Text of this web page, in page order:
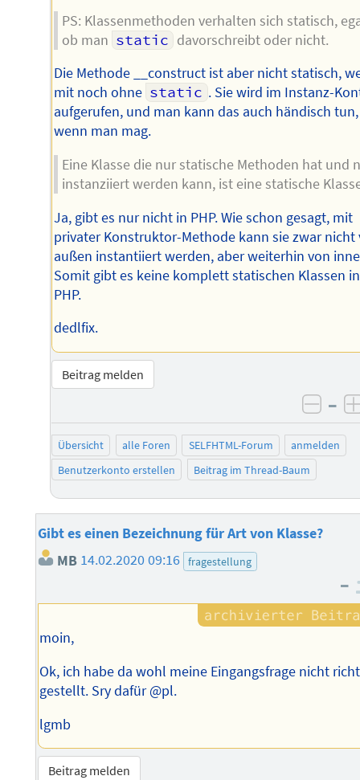
PS: Klassenmethoden verhalten sich statisch,
ob man static davorschreibt oder nicht.
Die Methode __construct ist aber nicht statisch,
mit noch ohne static . Sie wird im Instanz-
aufgerufen, und man kann das auch händisch tun,
wenn man mag.
Eine Klasse die nur statische Methoden hat und
instanziiert werden kann, ist eine statische
Ja, gibt es nur nicht in PHP. Wie schon gesagt, mit
privater Konstruktor-Methode kann sie zwar nicht
außen instantiiert werden, aber weiterhin von
Somit gibt es keine komplett statischen Klassen in
PHP.
dedlfix.
Beitrag melden
–
Übersicht alle Foren SELFHTML-Forum
anmelden
Benutzerkonto erstellen
Beitrag im Thread-Baum
Gibt es einen Bezeichnung für Art von Klasse?
MB 14.02.2020 09:16 fragestellung
–
moin,
Ok, ich habe da wohl meine Eingangsfrage nicht
gestellt. Sry dafür @pl.
lgmb
Beitrag melden